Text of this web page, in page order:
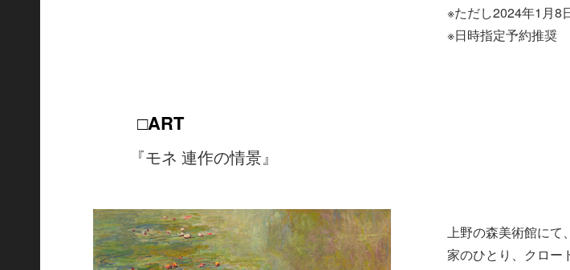
※ただし2024年1月8
※日時指定予約推奨
□ART
『モネ 連作の情景』
上野の森美術館にて
家のひとり、クロー